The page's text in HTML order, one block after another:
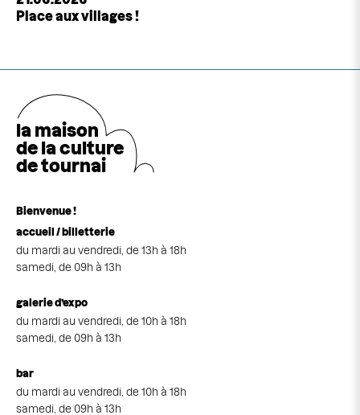
Place aux villages !
la maison
de la culture
de tournai
Bienvenue !
accueil / billetterie
du mardi au vendredi, de 13h à 18h
samedi, de 09h à 13h
galerie d’expo
du mardi au vendredi, de 10h à 18h
samedi, de 09h à 13h
bar
du mardi au vendredi, de 10h à 18h
samedi, de 09h à 13h